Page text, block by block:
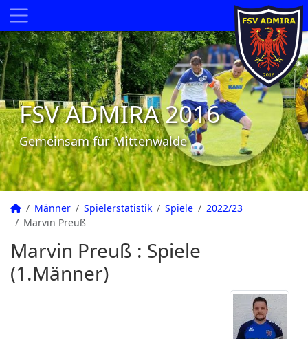
FSV ADMIRA 2016
Gemeinsam für Mittenwalde
Männer Spielerstatistik Spiele
2022/23
Marvin Preuß
Marvin Preuß : Spiele
(1.Männer)